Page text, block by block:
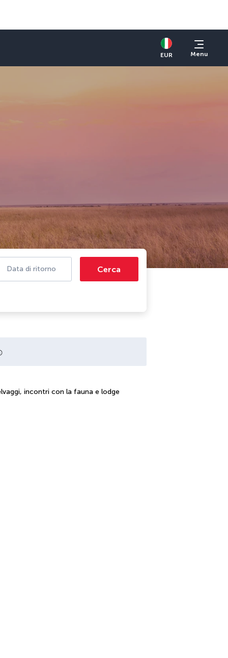
EUR Menu
Data di ritorno Cerca
incontri con la fauna e lodge